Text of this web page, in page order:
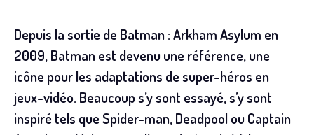
Depuis la sortie de Batman : Arkham Asylum en
2009, Batman est devenu une référence, une
icône pour les adaptations de super-héros en
jeux-vidéo. Beaucoup s’y sont essayé, s’y sont
inspiré tels que Spider-man, Deadpool ou Captain